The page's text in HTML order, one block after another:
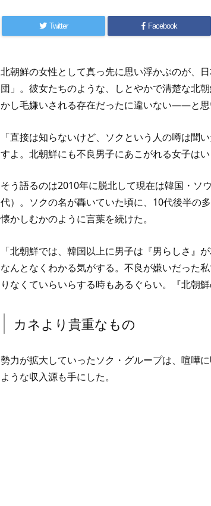
Twitter Facebook
北朝鮮の女性として真っ先に思い浮かぶのが、
団」。彼女たちのような、しとやかで清楚な北
かし毛嫌いされる存在だったに違いない——と思
「直接は知らないけど、ソクという人の噂は聞
すよ。北朝鮮にも不良男子にあこがれる女子はい
そう語るのは2010年に脱北して現在は韓国・ソ
代）。ソクの名が轟いていた頃に、10代後半の
懐かしむかのように言葉を続けた。
「北朝鮮では、韓国以上に男子は『男らしさ』
なんとなくわかる気がする。不良が嫌いだった
りなくていらいらする時もあるぐらい。『北朝
カネより貴重なもの
勢力が拡大していったソク・グループは、喧嘩
ような収入源も手にした。